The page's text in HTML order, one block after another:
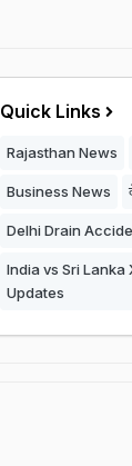
Quick Links
Rajasthan News
Business News
Delhi Drain
India vs Sri Lanka
Updates